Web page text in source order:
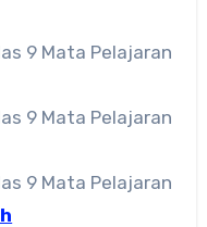
9 Mata Pelajaran
9 Mata Pelajaran
9 Mata Pelajaran